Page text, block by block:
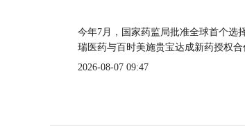
今年7月，国家药监局批准全球首个选
瑞医药与百时美施贵宝达成新药授权
2026-08-07 09:47